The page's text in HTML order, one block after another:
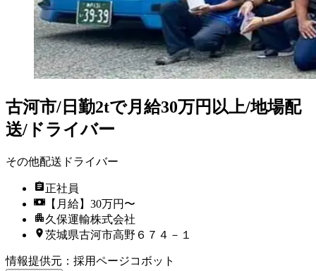
古河市/日勤2tで月給30万円以上/地場配
送/ドライバー
その他配送ドライバー
正社員
【月給】30万円〜
久保運輸株式会社
茨城県古河市高野６７４－１
情報提供元 ： 採用ページコボット